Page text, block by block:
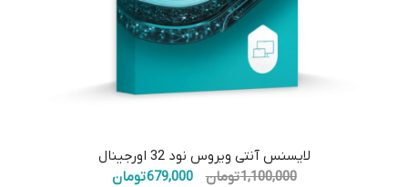
لایسنس آنتی ویروس نود 32 اورجینال
1,100,000تومان
قیمت
679,000تومان